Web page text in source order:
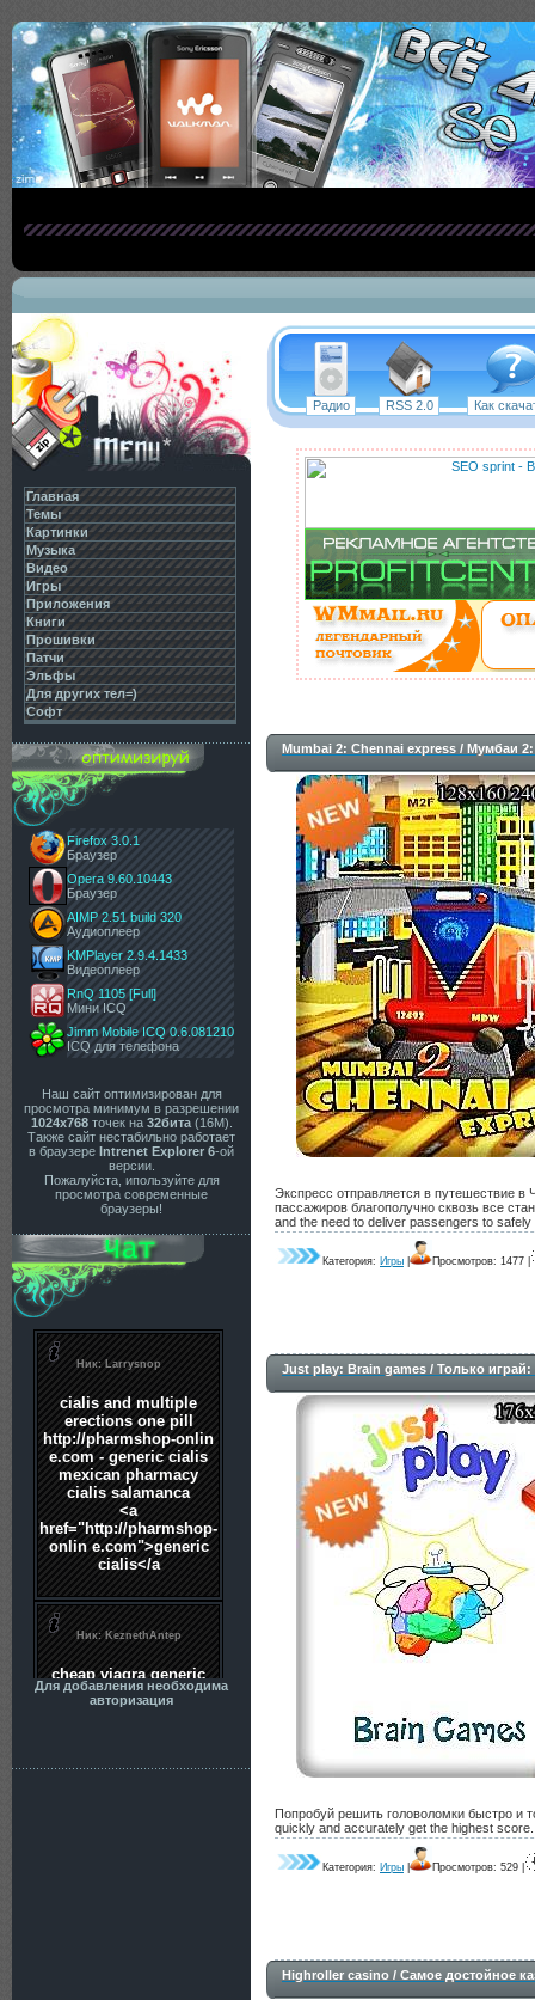
Главная
Темы
Картинки
Музыка
Видео
Игры
Приложения
Книги
Прошивки
Патчи
Эльфы
Для других тел=)
Софт
Firefox 3.0.1
Браузер
Opera 9.60.10443
Браузер
AIMP 2.51 build 320
Аудиоплеер
KMPlayer 2.9.4.1433
Видеоплеер
RnQ 1105 [Full]
Мини ICQ
Jimm Mobile ICQ 0.6.081210
ICQ для телефона
Наш сайт оптимизирован для
просмотра минимум в разрешении
1024x768точек на 32бита(16М).
Также сайт нестабильно работает
в браузере Intrenet Explorer 6-ой
версии.
Пожалуйста, ипользуйте для
просмотра современные
браузеры!
Для добавления необходима
авторизация
Радио RSS 2.0 Как
Mumbai 2: Chennai express / Мумбаи
Экспресс отправляется в путешествие
пассажиров благополучно сквозь все
and the need to deliver passengers to
Категория: Игры Просмотров: 1477 |
Just play: Brain games / Только
Попробуй решить головоломки быстро и
quickly and accurately get the highest score.
Категория: Игры Просмотров: 529 |
Highroller casino / Самое достойное